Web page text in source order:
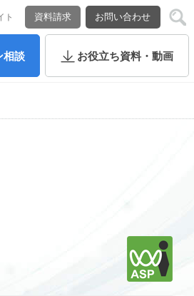
ト 資料請求 お問い合わせ
相談 お役立ち資料・動画